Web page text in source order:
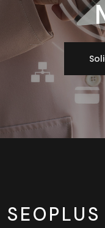
SEOPLUS